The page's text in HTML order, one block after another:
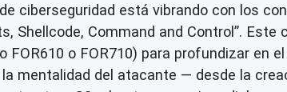
ciberseguridad está vibrando con los
Shellcode, Command and Control”.
FOR610 o FOR710) para profundizar
mentalidad del atacante — desde la